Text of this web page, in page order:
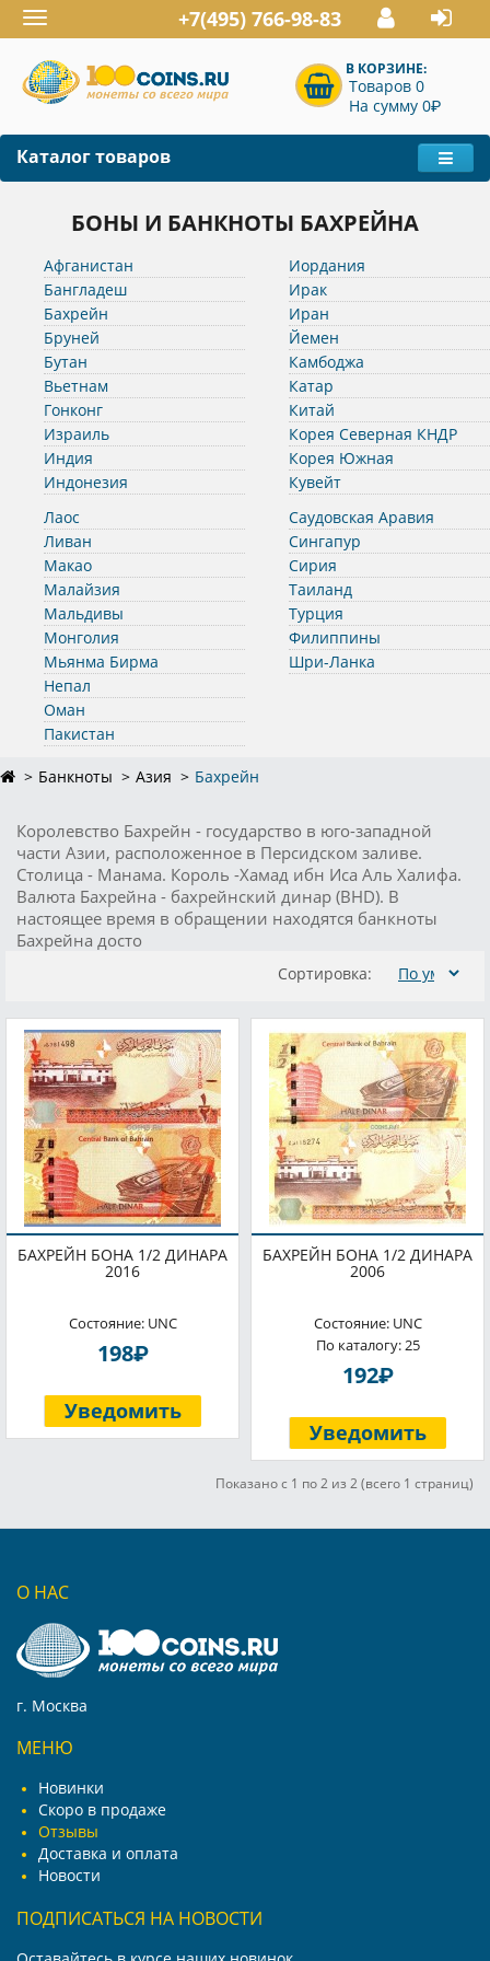
Toggle
navigation
+7(495) 766-98-83
В КОРЗИНЕ:
Товаров 0
На сумму 0P
Каталог товаров
БОНЫ И БАНКНОТЫ БАХРЕЙНА
Афганистан
Бангладеш
Бахрейн
Бруней
Бутан
Вьетнам
Гонконг
Израиль
Индия
Индонезия
Иордания
Ирак
Иран
Йемен
Камбоджа
Катар
Китай
Корея Северная КНДР
Корея Южная
Кувейт
Лаос
Ливан
Макао
Малайзия
Мальдивы
Монголия
Мьянма Бирма
Непал
Оман
Пакистан
Саудовская Аравия
Сингапур
Сирия
Таиланд
Турция
Филиппины
Шри-Ланка
Банкноты Азия Бахрейн
Королевство Бахрейн - государство в юго-западной
части Азии, расположенное в Персидском заливе.
Столица - Манама. Король -Хамад ибн Иса Аль Халифа.
Валюта Бахрейна - бахрейнский динар (BHD). В
настоящее время в обращении находятся банкноты
Бахрейна досто
Сортировка:
БАХРЕЙН БОНА 1/2 ДИНАРА
2016
Состояние: UNC
198P
Уведомить
БАХРЕЙН БОНА 1/2 ДИНАРА
2006
Состояние: UNC
По каталогу: 25
192P
Уведомить
Показано с 1 по 2 из 2 (всего 1 страниц)
О НАС
г. Москва
МЕНЮ
Новинки
Скоро в продаже
Отзывы
Доставка и оплата
Новости
ПОДПИСАТЬСЯ НА НОВОСТИ